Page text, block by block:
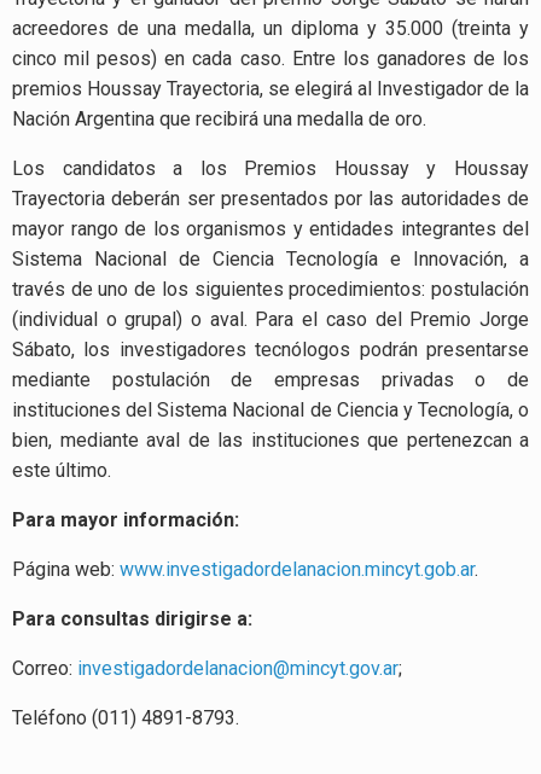
acreedores de una medalla, un diploma y 35.000 (treinta y
cinco mil pesos) en cada caso. Entre los ganadores de los
premios Houssay Trayectoria, se elegirá al Investigador de la
Nación Argentina que recibirá una medalla de oro.
Los candidatos a los Premios Houssay y Houssay
Trayectoria deberán ser presentados por las autoridades de
mayor rango de los organismos y entidades integrantes del
Sistema Nacional de Ciencia Tecnología e Innovación, a
través de uno de los siguientes procedimientos: postulación
(individual o grupal) o aval. Para el caso del Premio Jorge
Sábato, los investigadores tecnólogos podrán presentarse
mediante postulación de empresas privadas o de
instituciones del Sistema Nacional de Ciencia y Tecnología, o
bien, mediante aval de las instituciones que pertenezcan a
este último.
Para mayor información:
Página web: www.investigadordelanacion.mincyt.gob.ar.
Para consultas dirigirse a:
Correo: investigadordelanacion@mincyt.gov.ar;
Teléfono (011) 4891-8793.